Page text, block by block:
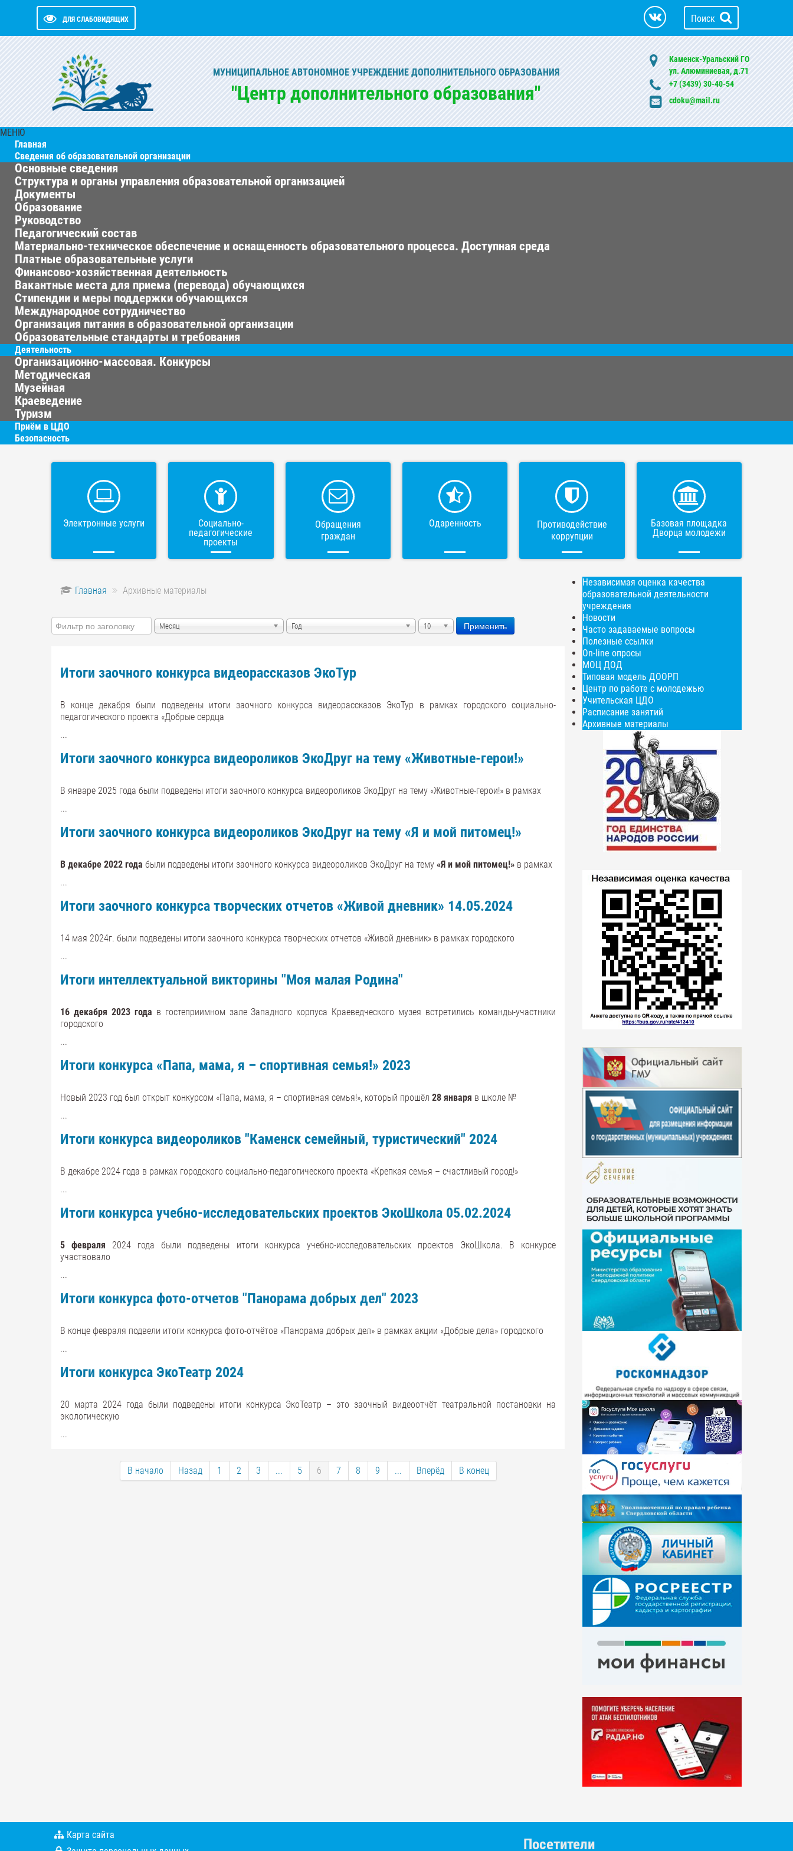
ДЛЯ СЛАБОВИДЯЩИХ Поиск
МУНИЦИПАЛЬНОЕ АВТОНОМНОЕ УЧРЕЖДЕНИЕ ДОПОЛНИТЕЛЬНОГО ОБРАЗОВАНИЯ
"Центр дополнительного образования"
Каменск-Уральский ГО
ул. Алюминиевая, д.71
+7 (3439) 30-40-54
cdoku@mail.ru
МЕНЮ
Главная
Сведения об образовательной организации
Основные сведения
Структура и органы управления образовательной организацией
Документы
Образование
Руководство
Педагогический состав
Материально-техническое обеспечение и оснащенность образовательного процесса. Доступная среда
Платные образовательные услуги
Финансово-хозяйственная деятельность
Вакантные места для приема (перевода) обучающихся
Стипендии и меры поддержки обучающихся
Международное сотрудничество
Организация питания в образовательной организации
Образовательные стандарты и требования
Деятельность
Организационно-массовая. Конкурсы
Методическая
Музейная
Краеведение
Туризм
Приём в ЦДО
Безопасность
Электронные услуги
Социально-
педагогические
проекты
Обращения
граждан
Одаренность
Противодействие
коррупции
Базовая площадка
Дворца молодежи
Главная Архивные материалы
Фильтр
по
Месяц Год 10 Применить
Итоги заочного конкурса видеорассказов ЭкоТур
В конце декабря были подведены итоги заочного конкурса видеорассказов ЭкоТур в рамках городского социально-
педагогического проекта «Добрые сердца
...
Итоги заочного конкурса видеороликов ЭкоДруг на тему «Животные-герои!»
В январе 2025 года были подведены итоги заочного конкурса видеороликов ЭкоДруг на тему «Животные-герои!» в рамках
...
Итоги заочного конкурса видеороликов ЭкоДруг на тему «Я и мой питомец!»
В декабре 2022 года были подведены итоги заочного конкурса видеороликов ЭкоДруг на тему «Я и мой питомец!» в рамках
...
Итоги заочного конкурса творческих отчетов «Живой дневник» 14.05.2024
14 мая 2024г. были подведены итоги заочного конкурса творческих отчетов «Живой дневник» в рамках городского
...
Итоги интеллектуальной викторины "Моя малая Родина"
16 декабря 2023 года в гостеприимном зале Западного корпуса Краеведческого музея встретились команды-участники
городского
...
Итоги конкурса «Папа, мама, я – спортивная семья!» 2023
Новый 2023 год был открыт конкурсом «Папа, мама, я – спортивная семья!», который прошёл 28 января в школе №
...
Итоги конкурса видеороликов "Каменск семейный, туристический" 2024
В декабре 2024 года в рамках городского социально-педагогического проекта «Крепкая семья – счастливый город!»
...
Итоги конкурса учебно-исследовательских проектов ЭкоШкола 05.02.2024
5 февраля 2024 года были подведены итоги конкурса учебно-исследовательских проектов ЭкоШкола. В конкурсе
участвовало
...
Итоги конкурса фото-отчетов "Панорама добрых дел" 2023
В конце февраля подвели итоги конкурса фото-отчётов «Панорама добрых дел» в рамках акции «Добрые дела» городского
...
Итоги конкурса ЭкоТеатр 2024
20 марта 2024 года были подведены итоги конкурса ЭкоТеатр – это заочный видеоотчёт театральной постановки на
экологическую
...
В начало Назад 1 2 3 ... 5 6 7 8 9 ... Вперёд В конец
Независимая оценка качества
образовательной деятельности
учреждения
Новости
Часто задаваемые вопросы
Полезные ссылки
On-line опросы
МОЦ ДОД
Типовая модель ДООРП
Центр по работе с молодежью
Учительская ЦДО
Расписание занятий
Архивные материалы
Карта сайта
Посетители